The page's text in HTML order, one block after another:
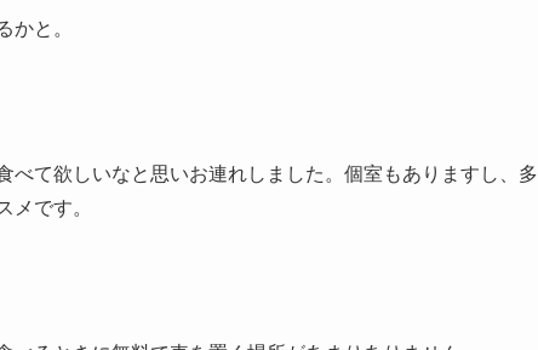
と。
て欲しいなと思いお連れしました。個室もありますし、多
です。